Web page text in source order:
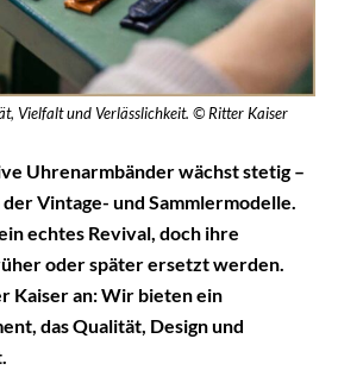
Vielfalt und Verlässlichkeit. © Ritter Kaiser
Uhrenarmbänder wächst stetig –
Vintage- und Sammlermodelle.
echtes Revival, doch ihre
oder später ersetzt werden.
Kaiser an: Wir bieten ein
das Qualität, Design und